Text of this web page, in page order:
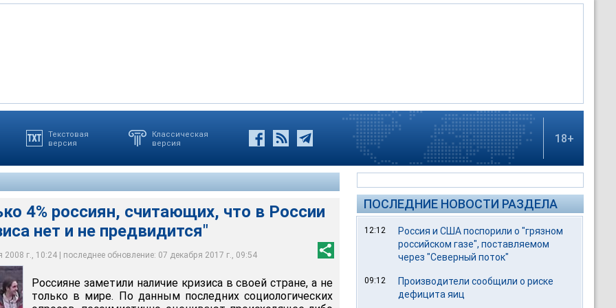
Текстовая
версия
Классическая
версия
18+
4% россиян, считающих, что в России
нет и не предвидится"
г., 10:24 | последнее обновление: 07 декабря 2017 г., 09:54
кризиса в своей стране, а не только в мире. По данным
опросов, пессимистично оценивают происходящее либо
респондентов
о субъективных ожиданиях, опрошенные назвали конкретные
о развитии кризиса. По мнению 21%, за последний
задержек оплаты труда
конечно, прописана административная
за задержки зарплат, - напоминает Поляков. - Но
выплатить штрафы, чем расплатиться по всем
Россияне заметили наличие кризиса в своей стране, а не
только в мире. По данным последних социологических
ПОСЛЕДНИЕ НОВОСТИ РАЗДЕЛА
12:12
Россия и США поспорили о "грязном
российском газе", поставляемом
через "Северный поток"
09:12
Производители сообщили о риске
дефицита яиц